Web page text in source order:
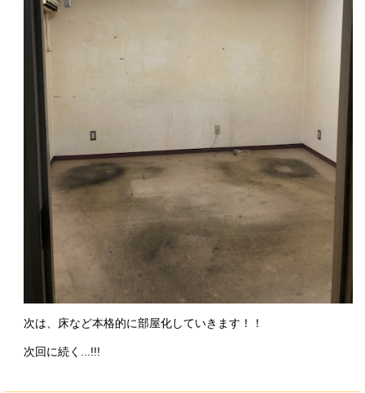
次は、床など本格的に部屋化していきます！！
次回に続く...!!!